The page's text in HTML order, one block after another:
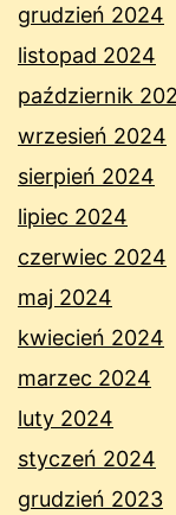
grudzień 2024
listopad 2024
październik
wrzesień 2024
sierpień 2024
lipiec 2024
czerwiec 2024
maj 2024
kwiecień 2024
marzec 2024
luty 2024
styczeń 2024
grudzień 2023